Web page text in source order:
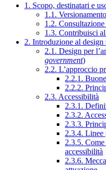
1. Scopo, destinatari e
1.1.
1.2.
1.3. Contribuisci
2. Introduzione al
2.1. Design per
government)
2.2. L’approccio
2.2.1.
2.2.2.
2.3. Accessibilità
2.3.1.
2.3.2.
2.3.3.
2.3.4. Linee
2.3.5.
accessibilità
2.3.6.